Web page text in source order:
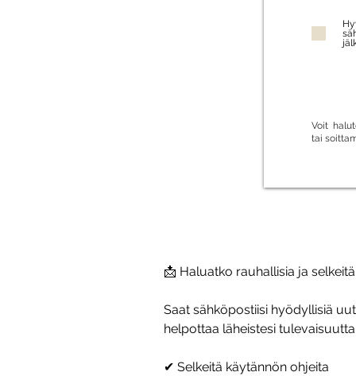
Voit
tai
📩 Haluatko rauhallisia ja
Saat sähköpostiisi hyödyllisiä
helpottaa läheistesi
✔ Selkeitä käytännön ohjeita